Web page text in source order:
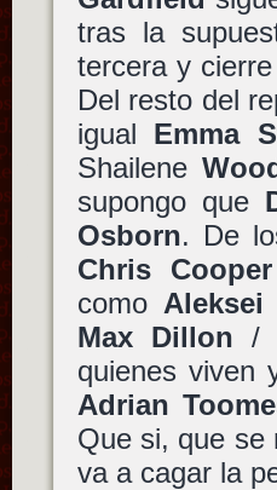
tras la
tercera y
Del resto del
igual Emma
Shailene
supongo que
Osborn. De
Chris Cooper
como Aleksei
Max Dillon /
quienes
Adrian
Que si, que
va a cagar la